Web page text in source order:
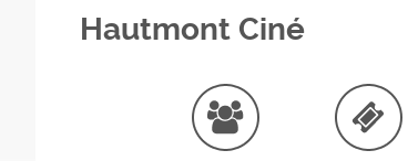
Hautmont Ciné